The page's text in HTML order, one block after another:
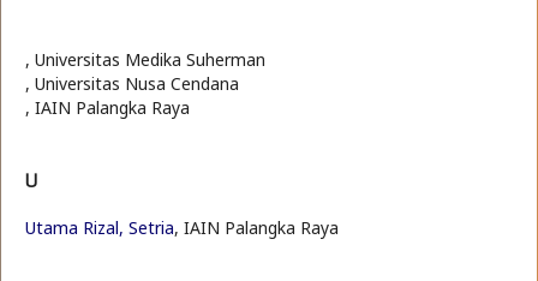
, Universitas Medika Suherman
, Universitas Nusa Cendana
, IAIN Palangka Raya
U
Utama Rizal, Setria, IAIN Palangka Raya